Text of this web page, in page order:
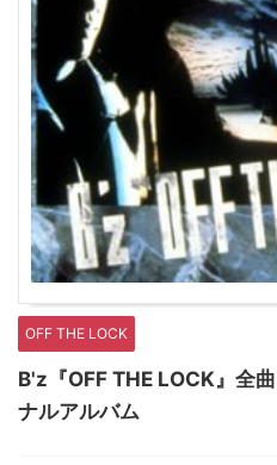
OFF THE LOCK
B'z『OFF THE LOCK』全
ナルアルバム